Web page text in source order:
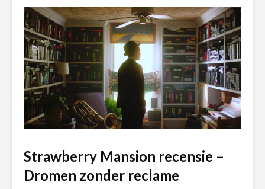
Strawberry Mansion recensie –
Dromen zonder reclame